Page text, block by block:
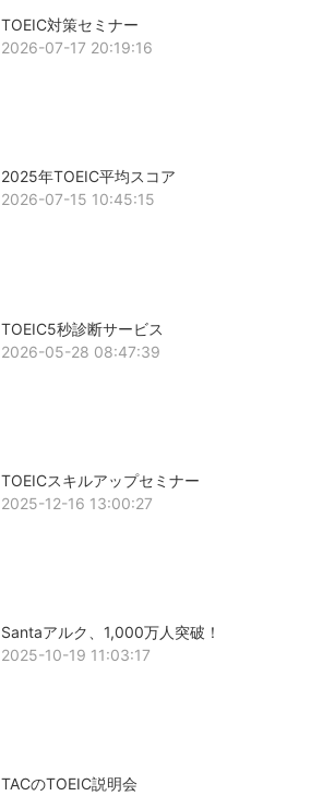
TOEIC対策セミナー
2026-07-17 20:19:16
2025年TOEIC平均スコア
2026-07-15 10:45:15
TOEIC5秒診断サービス
2026-05-28 08:47:39
TOEICスキルアップセミナー
2025-12-16 13:00:27
Santaアルク、1,000万人突破！
2025-10-19 11:03:17
TACのTOEIC説明会